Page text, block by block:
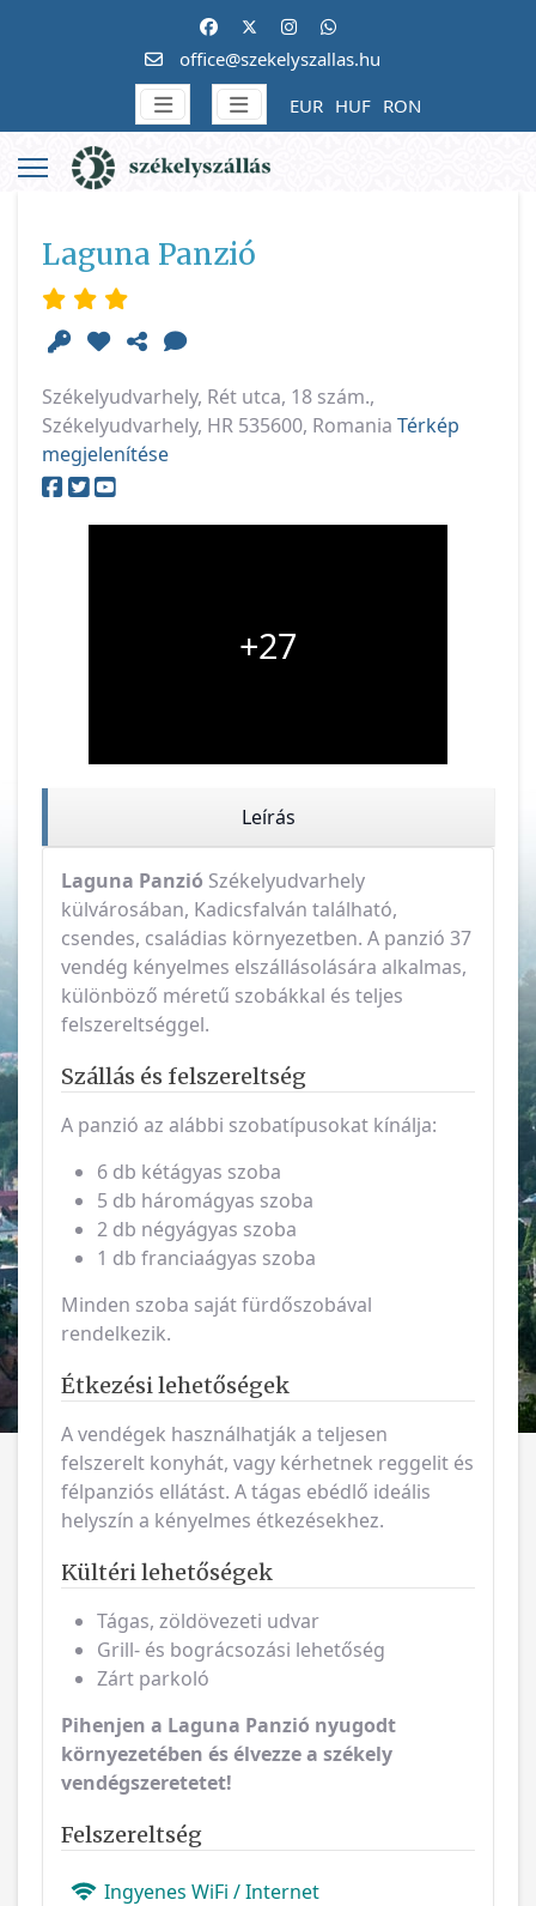
office@szekelyszallas.hu
EUR HUF RON
Laguna Panzió
Székelyudvarhely, Rét utca, 18 szám.,
Székelyudvarhely, HR 535600, Romania Térkép
megjelenítése
+27
Leírás
Laguna Panzió Székelyudvarhely
külvárosában, Kadicsfalván található,
csendes, családias környezetben. A panzió 37
vendég kényelmes elszállásolására alkalmas,
különböző méretű szobákkal és teljes
felszereltséggel.
Szállás és felszereltség
A panzió az alábbi szobatípusokat kínálja:
6 db kétágyas szoba
5 db háromágyas szoba
2 db négyágyas szoba
1 db franciaágyas szoba
Minden szoba saját fürdőszobával
rendelkezik.
Étkezési lehetőségek
A vendégek használhatják a teljesen
felszerelt konyhát, vagy kérhetnek reggelit és
félpanziós ellátást. A tágas ebédlő ideális
helyszín a kényelmes étkezésekhez.
Kültéri lehetőségek
Tágas, zöldövezeti udvar
Grill- és bográcsozási lehetőség
Zárt parkoló
Pihenjen a Laguna Panzió nyugodt
környezetében és élvezze a székely
vendégszeretetet!
Felszereltség
Ingyenes WiFi / Internet